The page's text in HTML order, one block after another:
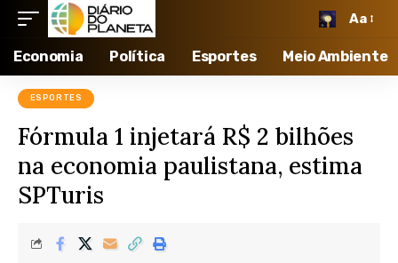
Aa
Economia Política Esportes Meio Ambiente
ESPORTES
Fórmula 1 injetará R$ 2 bilhões
na economia paulistana, estima
SPTuris